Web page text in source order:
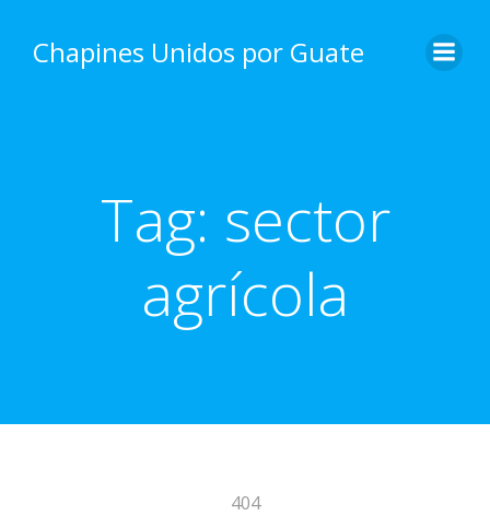
content
Chapines Unidos por Guate
Tag: sector
agrícola
404